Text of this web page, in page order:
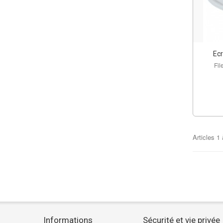
Articles 1
Informations Sécurité et vie privée